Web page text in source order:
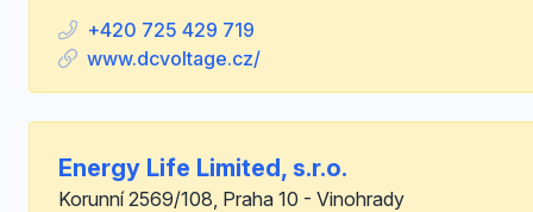
+420 725 429 719
www.dcvoltage.cz/
Energy Life Limited, s.r.o.
Korunní 2569/108, Praha 10 - Vinohrady